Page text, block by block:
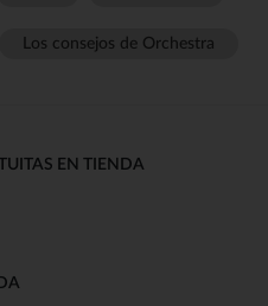
Los consejos de Orchestra
EN TIENDA